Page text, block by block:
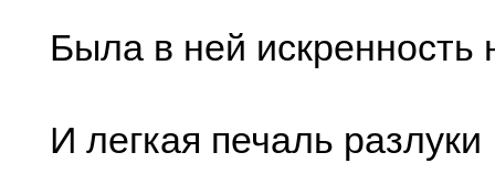
Была в ней искренность
И легкая печаль разлуки